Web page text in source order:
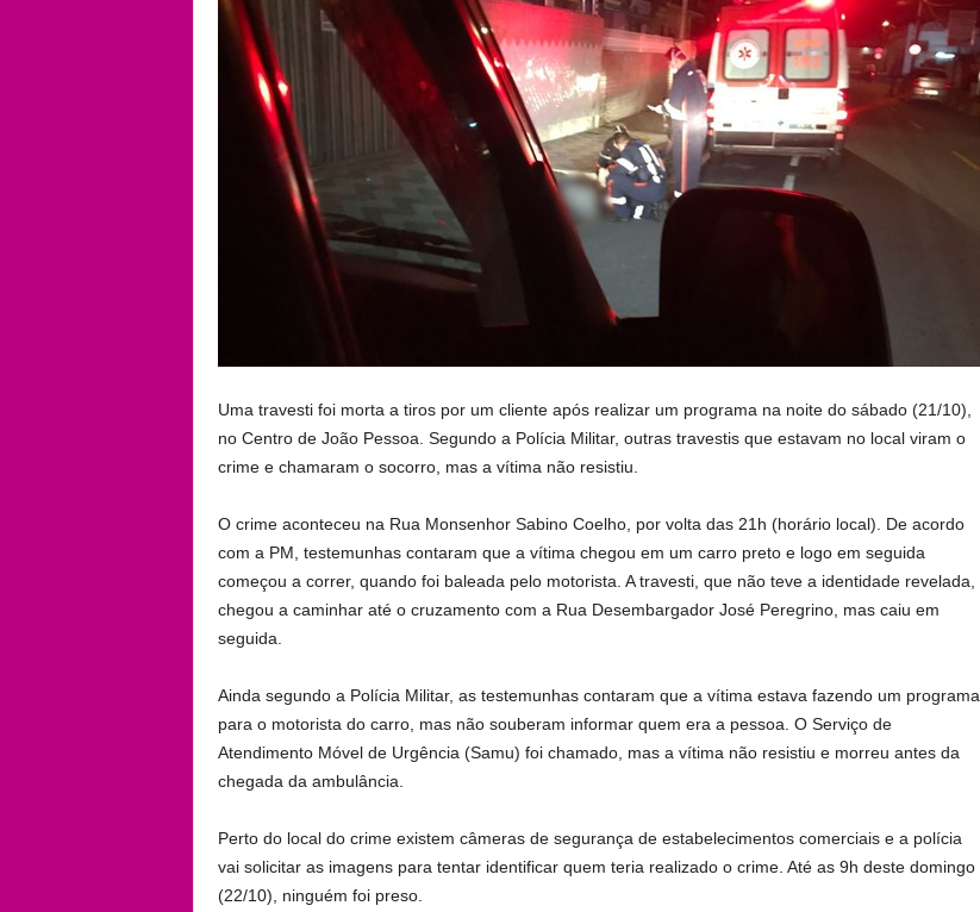
Uma travesti foi morta a tiros por um cliente após realizar um programa na noite do sábado (21/10),
no Centro de João Pessoa. Segundo a Polícia Militar, outras travestis que estavam no local viram o
crime e chamaram o socorro, mas a vítima não resistiu.
O crime aconteceu na Rua Monsenhor Sabino Coelho, por volta das 21h (horário local). De acordo
com a PM, testemunhas contaram que a vítima chegou em um carro preto e logo em seguida
começou a correr, quando foi baleada pelo motorista. A travesti, que não teve a identidade revelada,
chegou a caminhar até o cruzamento com a Rua Desembargador José Peregrino, mas caiu em
seguida.
Ainda segundo a Polícia Militar, as testemunhas contaram que a vítima estava fazendo um programa
para o motorista do carro, mas não souberam informar quem era a pessoa. O Serviço de
Atendimento Móvel de Urgência (Samu) foi chamado, mas a vítima não resistiu e morreu antes da
chegada da ambulância.
Perto do local do crime existem câmeras de segurança de estabelecimentos comerciais e a polícia
vai solicitar as imagens para tentar identificar quem teria realizado o crime. Até as 9h deste domingo
(22/10), ninguém foi preso.